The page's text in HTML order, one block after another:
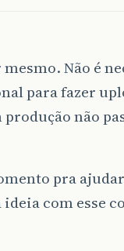
Não é
para fazer
não
pra
ideia com esse